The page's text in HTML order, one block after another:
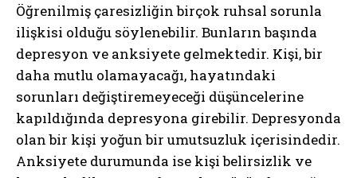
Öğrenilmiş çaresizliğin birçok ruhsal sorunla
ilişkisi olduğu söylenebilir. Bunların başında
depresyon ve anksiyete gelmektedir. Kişi, bir
daha mutlu olamayacağı, hayatındaki
sorunları değiştiremeyeceği düşüncelerine
kapıldığında depresyona girebilir. Depresyonda
olan bir kişi yoğun bir umutsuzluk içerisindedir.
Anksiyete durumunda ise kişi belirsizlik ve